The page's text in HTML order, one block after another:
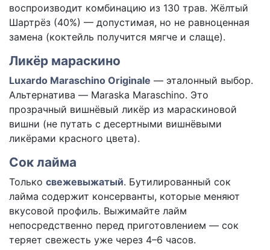
воспроизводит комбинацию из 130 трав. Жёлтый
Шартрёз (40%) — допустимая, но не равноценная
замена (коктейль получится мягче и слаще).
Ликёр мараскино
Luxardo Maraschino Originale — эталонный выбор.
Альтернатива — Maraska Maraschino. Это
прозрачный вишнёвый ликёр из мараскиновой
вишни (не путать с десертными вишнёвыми
ликёрами красного цвета).
Сок лайма
Только свежевыжатый. Бутилированный сок
лайма содержит консерванты, которые меняют
вкусовой профиль. Выжимайте лайм
непосредственно перед приготовлением — сок
теряет свежесть уже через 4–6 часов.